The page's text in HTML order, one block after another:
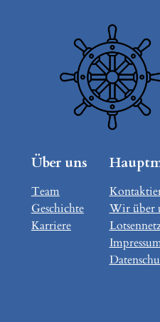
Über uns
Team
Geschichte
Karriere
Wir über